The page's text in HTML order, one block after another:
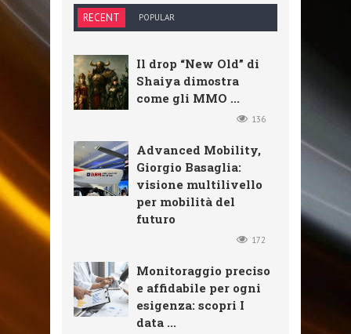
RECENT POPULAR
Il drop “New Old” di
Shaiya dimostra
come gli MMO ...
136
Advanced Mobility,
Giorgio Basaglia:
visione multilivello
per mobilità del
futuro
172
Monitoraggio preciso
e affidabile per ogni
esigenza: scopri I
data ...